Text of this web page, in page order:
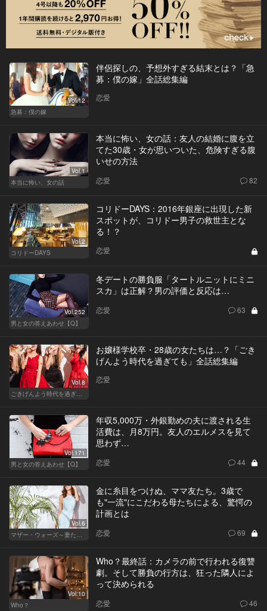
Vol.12
急募：僕の嫁
伴侶探しの、予想外すぎる結末とは？「急
募：僕の嫁」全話総集編
恋愛
Vol.1
本当に怖い、女の話
本当に怖い、女の話：友人の結婚に腹を立
てた30歳・女が思いついた、危険すぎる腹
いせの方法
恋愛 82
Vol.2
コリドーDAYS
コリドーDAYS：2016年銀座に出現した新
スポットが、コリドー男子の救世主とな
る！？
恋愛
Vol.252
男と女の答えあわせ【Q】
冬デートの勝負服「タートルニットにミニ
スカ」は正解？男の評価と反応は…
恋愛 63
Vol.8
ごきげんよう時代を過ぎても
お嬢様学校卒・28歳の女たちは…？「ごき
げんよう時代を過ぎても」全話総集編
恋愛
Vol.171
男と女の答えあわせ【Q】
年収5,000万・外銀勤めの夫に渡される生
活費は、月8万円。友人のエルメスを見て
思わず…
恋愛 44
Vol.6
金に糸目をつけぬ、ママ友たち。3歳で
も"一流"にこだわる母たちによる、驚愕の
計画とは
恋愛 69
Vol.10
Who？
Who？最終話：カメラの前で行われる復讐
劇。そして勝負の行方は、狂った隣人によ
って決められる
恋愛 46